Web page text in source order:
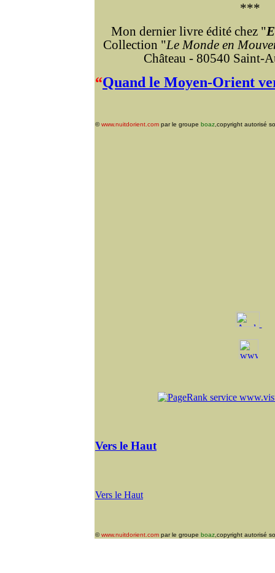
***
Mon dernier livre éditéchez "
Collection "Le Monde en
Château - 80540 Saint-
“Quand le Moyen-Orient
©www.nuitdorient.com par le groupe boaz ,copyright autorisé
Vers le Haut
Vers le Haut
©www.nuitdorient.com par le groupe boaz ,copyright autorisé